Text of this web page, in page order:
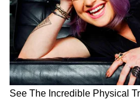
ನಿಮ್ಮ ಒಂದೇ ಕ್ಲಿಕ್‌ನಲ್ಲಿ
ನ್ಯೂಸ್ ಅಧಿಕೃತ ಆ್ಯಪ್
ಎಲ್ಲಾ ಅಪ್‌ಡೇಟ್ ಗಳನ್ನು
ABOUT THE AUTHOR
NK Naveen Kodase